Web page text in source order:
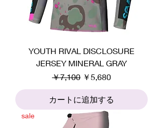
YOUTH RIVAL DISCLOSURE
JERSEY MINERAL GRAY
通常価格
￥7,100 セール価格
￥5,680
カートに追加する
sale